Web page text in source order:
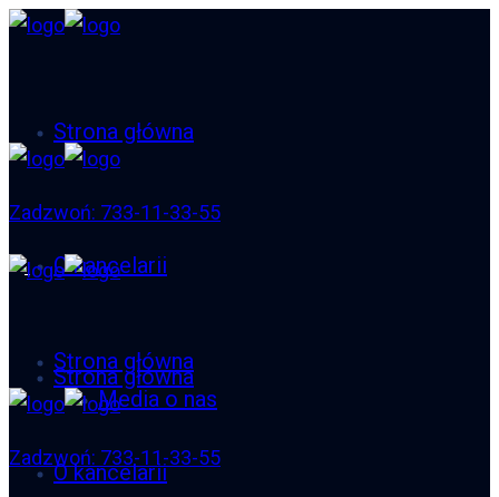
Strona główna
O kancelarii
Media o nas
Zadzwoń: 733-11-33-55
Strona główna
O kancelarii
Strona główna
Zadzwoń: 733-11-33-55